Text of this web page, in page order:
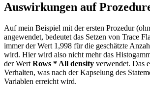
Auswirkungen auf
Auf mein Beispiel mit der ersten Prozedur
angewendet, bedeutet das Setzen von Trace
immer der Wert 1,998 für die geschätzte
wird. Hier wird also nicht mehr das
der Wert Rows * All density verwendet. Das
Verhalten, was nach der Kapselung des
Variablen erreicht wird.